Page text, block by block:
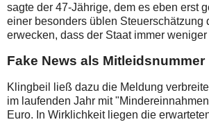
sagte der 47-Jährige, dem es eben erst
einer besonders üblen Steuerschätzung
erwecken, dass der Staat immer
Fake News als Mitleidsnummer
Klingbeil ließ dazu die Meldung
im laufenden Jahr mit
Euro. In Wirklichkeit liegen die